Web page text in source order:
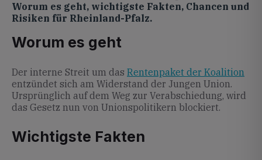
Worum es geht, wichtigste Fakten, Chancen und
Risiken für Rheinland-Pfalz.
Worum es geht
Der interne Streit um das Rentenpaket der Koalition
entzündet sich am Widerstand der Jungen Union.
Ursprünglich auf dem Weg zur Verabschiedung, wird
das Gesetz nun von Unionspolitikern blockiert.
Wichtigste Fakten